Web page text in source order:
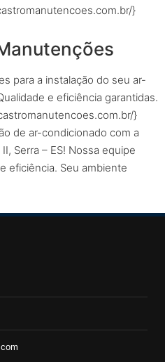
}
para a instalação do seu ar-
e eficiência garantidas.
}
de ar-condicionado com a
Serra – ES! Nossa equipe
eficiência. Seu ambiente